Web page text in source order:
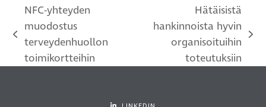
previous
post:
NFC-yhteyden
muodostus
terveydenhuollon
toimikortteihin
Hätäisistä
hankinnoista hyvin
organisoituihin
toteutuksiin